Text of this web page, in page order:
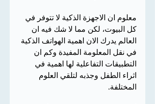
معلوم ان الاجهزة الذكية لا تتوفر في
كل البيوت، لكن مما لا شك فيه ان
العالم يدرك الان اهمية الهواتف الذكية
في نقل المعلومة المفيدة وكم ان
التطبيقات التفاعلية لها اهمية في
اثراء الطفل وجذبه لتلقي العلوم
المختلفة.